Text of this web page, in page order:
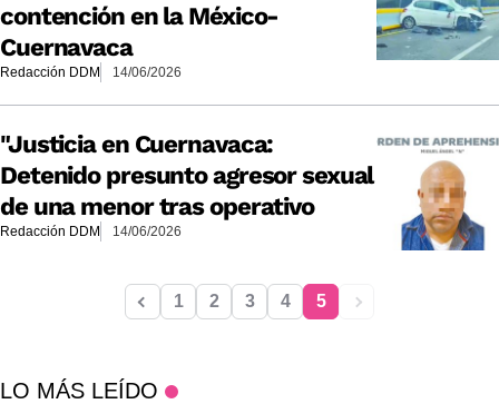
contención en la México-
Cuernavaca
Redacción DDM 14/06/2026
"Justicia en Cuernavaca:
Detenido presunto agresor sexual
de una menor tras operativo
Redacción DDM 14/06/2026
1 2 3 4 5
LO MÁS LEÍDO